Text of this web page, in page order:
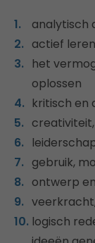
analytisch
actief
het
oplossen
kritisch en
gebruik,
ontwerp
logisch